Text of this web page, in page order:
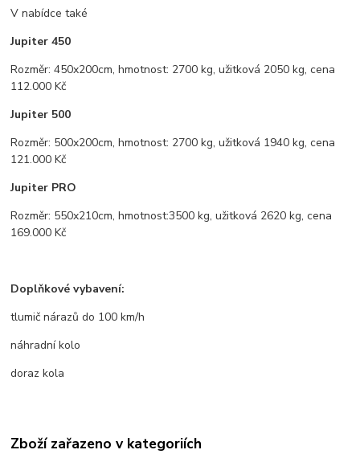
V nabídce také
Jupiter 450
Rozměr: 450x200cm, hmotnost: 2700 kg, užitková 2050 kg, cena
112.000 Kč
Jupiter 500
Rozměr: 500x200cm, hmotnost: 2700 kg, užitková 1940 kg, cena
121.000 Kč
Jupiter PRO
Rozměr: 550x210cm, hmotnost:3500 kg, užitková 2620 kg, cena
169.000 Kč
Doplňkové vybavení:
tlumič nárazů do 100 km/h
náhradní kolo
doraz kola
Zboží zařazeno v kategoriích